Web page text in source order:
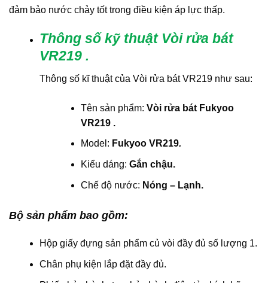
đảm bảo nước chảy tốt trong điều kiện áp lực thấp.
Thông số kỹ thuật Vòi rửa bát
VR219 .
Thông số kĩ thuật của Vòi rửa bát VR219 như sau:
Tên sản phẩm: Vòi rửa bát Fukyoo
VR219 .
Model: Fukyoo VR219.
Kiểu dáng: Gắn chậu.
Chế độ nước: Nóng – Lạnh.
Bộ sản phẩm bao gồm:
Hộp giấy đựng sản phẩm củ vòi đầy đủ số lượng 1.
Chân phụ kiện lắp đặt đầy đủ.